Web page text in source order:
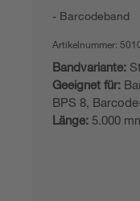
Barcodeband
Artikelnummer:
Bandvariante:
Geeignet für:
BPS 8,
Länge: 5.000